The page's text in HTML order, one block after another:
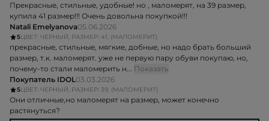
Прекрасные, стильные, удобные! но , маломерят, на 39 размер,
купила 41 размер!!! Очень довольна покупкой!!!
Natali Emelyanova05.06.2026
5ЦВЕТ: ЧЕРНЫЙ, РАЗМЕР: 41, (МАЛОМЕРИТ)
прекрасные, стильные, мягкие, добные, но надо брать больший
размер, т.к. маломерят. уже не первую пару обуви покупаю, но,
почему-то стали маломерить н... Показать
Покупатель IDOL03.03.2026
5ЦВЕТ: ЧЕРНЫЙ, РАЗМЕР: 39, (МАЛОМЕРИТ)
Они отличные,но маломерят на размер, может конечно
растянуться?